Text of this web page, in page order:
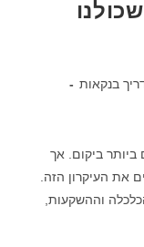
בנקאות
ביותר ביקום. אך
את העיקרון הזה.
וההשקעות,